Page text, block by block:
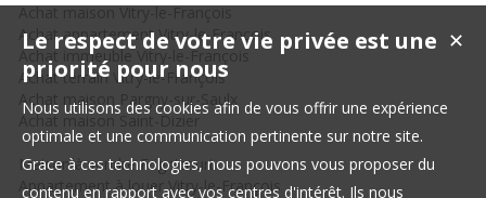
Achat maison Vitry-le-François
Achat appartement Vitry-le-François
Achat immeuble Vitry-le-François
Achat terrain Vitry-le-François
Achat maison Pargny-sur-Saulx
Achat maison Saint-Dizier
Maison à vendre Frignicourt
Appartement à louer Vitry-le-François
✕
Le respect de votre vie privée est une
priorité pour nous
Nous utilisons des cookies afin de vous offrir une expérience
optimale et une communication pertinente sur notre site.
Grace à ces technologies, nous pouvons vous proposer du
contenu en rapport avec vos centres d'intérêt. Ils nous